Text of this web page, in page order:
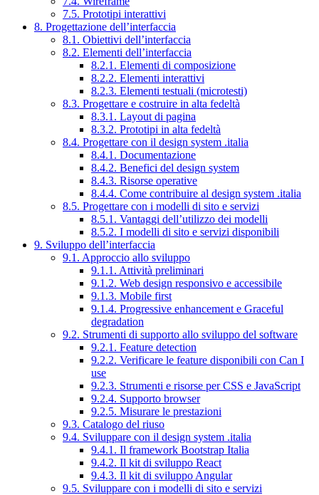
7.5. Prototipi interattivi
8. Progettazione dell’interfaccia
8.1. Obiettivi dell’interfaccia
8.2. Elementi dell’interfaccia
8.2.1. Elementi di composizione
8.2.2. Elementi interattivi
8.2.3. Elementi testuali (microtesti)
8.3. Progettare e costruire in alta fedeltà
8.3.1. Layout di pagina
8.3.2. Prototipi in alta fedeltà
8.4. Progettare con il design system .italia
8.4.1. Documentazione
8.4.2. Benefici del design system
8.4.3. Risorse operative
8.4.4. Come contribuire al design system .italia
8.5. Progettare con i modelli di sito e servizi
8.5.1. Vantaggi dell’utilizzo dei modelli
8.5.2. I modelli di sito e servizi disponibili
9. Sviluppo dell’interfaccia
9.1. Approccio allo sviluppo
9.1.1. Attività preliminari
9.1.2. Web design responsivo e accessibile
9.1.3. Mobile first
9.1.4. Progressive enhancement e Graceful
degradation
9.2. Strumenti di supporto allo sviluppo del software
9.2.1. Feature detection
9.2.2. Verificare le feature disponibili con Can I
use
9.2.3. Strumenti e risorse per CSS e JavaScript
9.2.4. Supporto browser
9.2.5. Misurare le prestazioni
9.3. Catalogo del riuso
9.4. Sviluppare con il design system .italia
9.4.1. Il framework Bootstrap Italia
9.4.2. Il kit di sviluppo React
9.4.3. Il kit di sviluppo Angular
9.5. Sviluppare con i modelli di sito e servizi